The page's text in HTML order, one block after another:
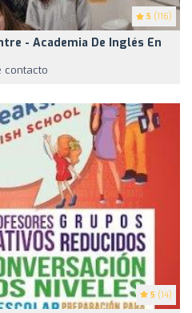
5 (116)
- Academia De Inglés En
contacto
5 (14)